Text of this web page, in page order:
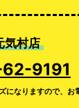
気村店
9191
になりますので、お